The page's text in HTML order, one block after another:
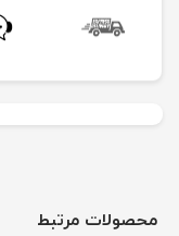
محصولات مرتبط